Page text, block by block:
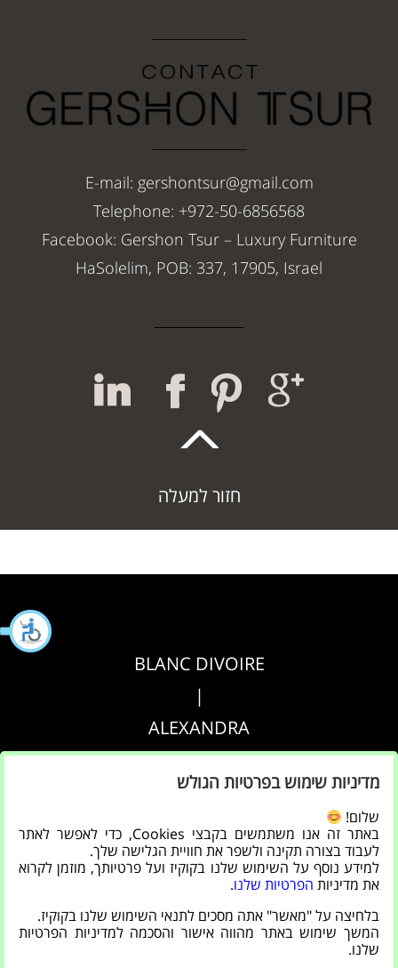
E-mail: gershontsur@gmail.com
Telephone: +972-50-6856568
Facebook: Gershon Tsur – Luxury Furniture
HaSolelim, POB: 337, 17905, Israel
חזור למעלה
BLANC DIVOIRE
|
ALEXANDRA
|
AGRIPPA
הצהרת נגישות
|
מדיניות פרטיות
מדיניות שימוש בפרטיות הגולש
שלום!
באתר זה אנו משתמשים בקבצי Cookies, כדי לאפשר לאתר
לעבוד בצורה תקינה ולשפר את חוויית הגלישה שלך.
למידע נוסף על השימוש שלנו בקוקיז ועל פרטיותך, מוזמן לקרוא
את מדיניות הפרטיות שלנו.
בלחיצה על "מאשר" אתה מסכים לתנאי השימוש שלנו בקוקיז.
המשך שימוש באתר מהווה אישור והסכמה למדיניות הפרטיות
שלנו.